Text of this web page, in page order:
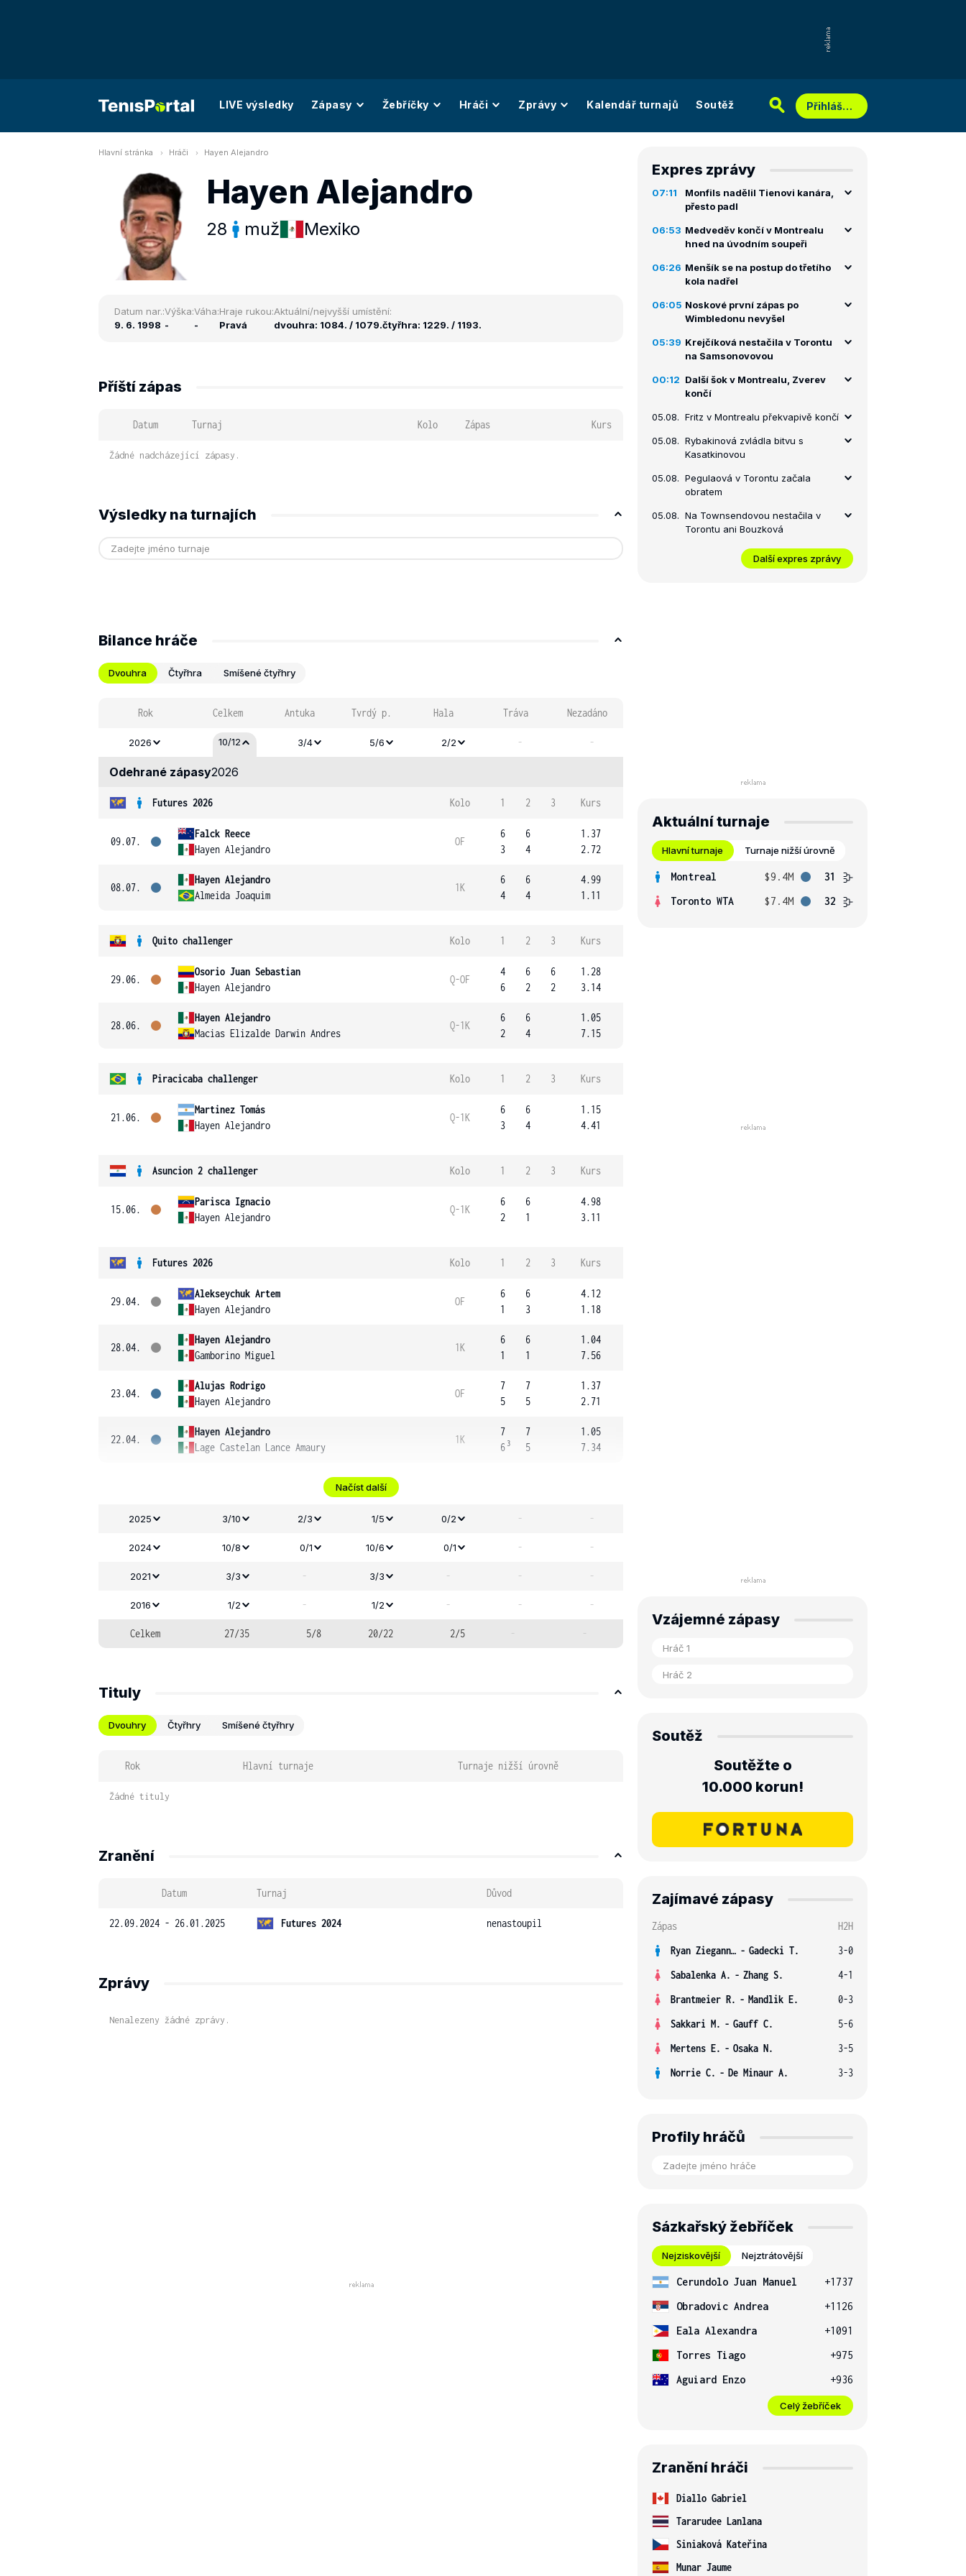
LIVE výsledky Zápasy Žebříčky Hráči Zprávy Kalendář turnajů Soutěž Přihlášení
Hlavní stránka Hráči Hayen Alejandro
Hayen Alejandro
28 muž Mexiko
Datum nar.:
9. 6. 1998
Výška:
-
Váha:
-
Hraje rukou:
Pravá
Aktuální/nejvyšší umístění:
dvouhra: 1084. / 1079.čtyřhra: 1229. / 1193.
Příští zápas
Datum Turnaj Kolo Zápas Kurs
Žádné nadcházející zápasy.
Výsledky na turnajích
Bilance hráče
Dvouhra Čtyřhra Smíšené čtyřhry
Rok Celkem Antuka Tvrdý p. Hala Tráva Nezadáno
2026 10/12 3/4 5/6 2/2 - -
Odehrané zápasy2026
Futures 2026 Kolo 1 2 3 Kurs
09.07.
Falck Reece
Hayen Alejandro
OF
6
3
6
4
1.37
2.72
08.07.
Hayen Alejandro
Almeida Joaquim
1K
6
4
6
4
4.99
1.11
Quito challenger Kolo 1 2 3 Kurs
29.06.
Osorio Juan Sebastian
Hayen Alejandro
Q-OF
4
6
6
2
6
2
1.28
3.14
28.06.
Hayen Alejandro
Macias Elizalde Darwin Andres
Q-1K
6
2
6
4
1.05
7.15
Piracicaba challenger Kolo 1 2 3 Kurs
21.06.
Martinez Tomás
Hayen Alejandro
Q-1K
6
3
6
4
1.15
4.41
Asuncion 2 challenger Kolo 1 2 3 Kurs
15.06.
Parisca Ignacio
Hayen Alejandro
Q-1K
6
2
6
1
4.98
3.11
Futures 2026 Kolo 1 2 3 Kurs
29.04.
Alekseychuk Artem
Hayen Alejandro
OF
6
1
6
3
4.12
1.18
28.04.
Hayen Alejandro
Gamborino Miguel
1K
6
1
6
1
1.04
7.56
23.04.
Alujas Rodrigo
Hayen Alejandro
OF
7
5
7
5
1.37
2.71
22.04.
Hayen Alejandro
Lage Castelan Lance Amaury
1K
7
6 3
7
5
1.05
7.34
Načíst další
2025 3/10 2/3 1/5 0/2 - -
2024 10/8 0/1 10/6 0/1 - -
2021 3/3 - 3/3 - - -
2016 1/2 - 1/2 - - -
Celkem 27/35 5/8 20/22 2/5 - -
Tituly
Dvouhry Čtyřhry Smíšené čtyřhry
Rok Hlavní turnaje Turnaje nižší úrovně
Žádné tituly
Zranění
Datum Turnaj Důvod
22.09.2024 - 26.01.2025 Futures 2024 nenastoupil
Zprávy
Nenalezeny žádné zprávy.
Expres zprávy
07:11
Monfils nadělil Tienovi kanára,
přesto padl
06:53 Medveděv končí v Montrealu
hned na úvodním soupeři
06:26 Menšík se na postup do třetího
kola nadřel
06:05 Noskové první zápas po
Wimbledonu nevyšel
05:39 Krejčíková nestačila v Torontu
na Samsonovovou
00:12 Další šok v Montrealu, Zverev
končí
05.08. Fritz v Montrealu překvapivě končí
05.08. Rybakinová zvládla bitvu s
Kasatkinovou
05.08. Pegulaová v Torontu začala
obratem
05.08. Na Townsendovou nestačila v
Torontu ani Bouzková
Další expres zprávy
Aktuální turnaje
Hlavní turnaje Turnaje nižší úrovně
Montreal $9.4M
31
Toronto WTA
$7.4M 32
Vzájemné zápasy
Soutěž
Soutěžte o
10.000 korun!
Zajímavé zápasy
Zápas
H2H
Ryan Ziegann S. - Gadecki T.
3-0
Sabalenka A. - Zhang S.
4-1
Brantmeier R. - Mandlik E.
0-3
Sakkari M. - Gauff C.
5-6
Mertens E. - Osaka N.
3-5
Norrie C. - De Minaur A. 3-3
Profily hráčů
Sázkařský žebříček
Nejziskovější Nejztrátovější
Cerundolo Juan Manuel
+1737
Obradovic Andrea
+1126
Eala Alexandra
+1091
Torres Tiago
+975
Aguiard Enzo
+936
Celý žebříček
Zranění hráči
Diallo Gabriel
Tararudee Lanlana
Siniaková Kateřina
Munar Jaume